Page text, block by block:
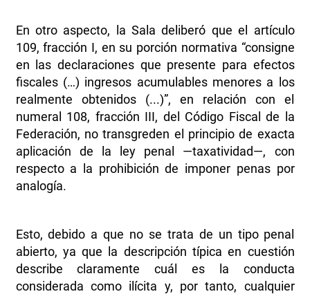
En otro aspecto, la Sala deliberó que el artículo
109, fracción I, en su porción normativa “consigne
en las declaraciones que presente para efectos
fiscales (…) ingresos acumulables menores a los
realmente obtenidos (...)”, en relación con el
numeral 108, fracción III, del Código Fiscal de la
Federación, no transgreden el principio de exacta
aplicación de la ley penal —taxatividad—, con
respecto a la prohibición de imponer penas por
analogía.
Esto, debido a que no se trata de un tipo penal
abierto, ya que la descripción típica en cuestión
describe claramente cuál es la conducta
considerada como ilícita y, por tanto, cualquier